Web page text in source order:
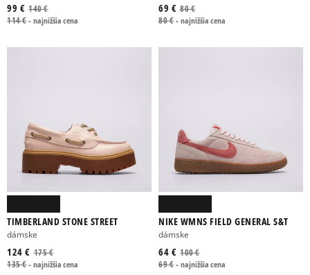
140 €
99 €
114 €-najnižšia cena
80 €
69 €
80 €-najnižšia cena
TIMBERLAND STONE STREET
dámske
175 €
124 €
135 €-najnižšia cena
NIKE WMNS FIELD GENERAL S&T
dámske
100 €
64 €
69 €-najnižšia cena